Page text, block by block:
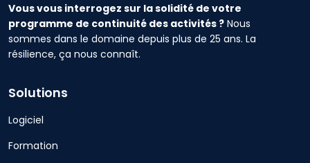
Vous vous interrogez sur la solidité de votre
programme de continuité des activités ? Nous
sommes dans le domaine depuis plus de 25 ans. La
résilience, ça nous connaît.
Solutions
Logiciel
Formation